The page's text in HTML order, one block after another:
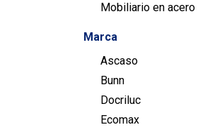
Mobiliario en
Marca
Ascaso
Bunn
Docriluc
Ecomax